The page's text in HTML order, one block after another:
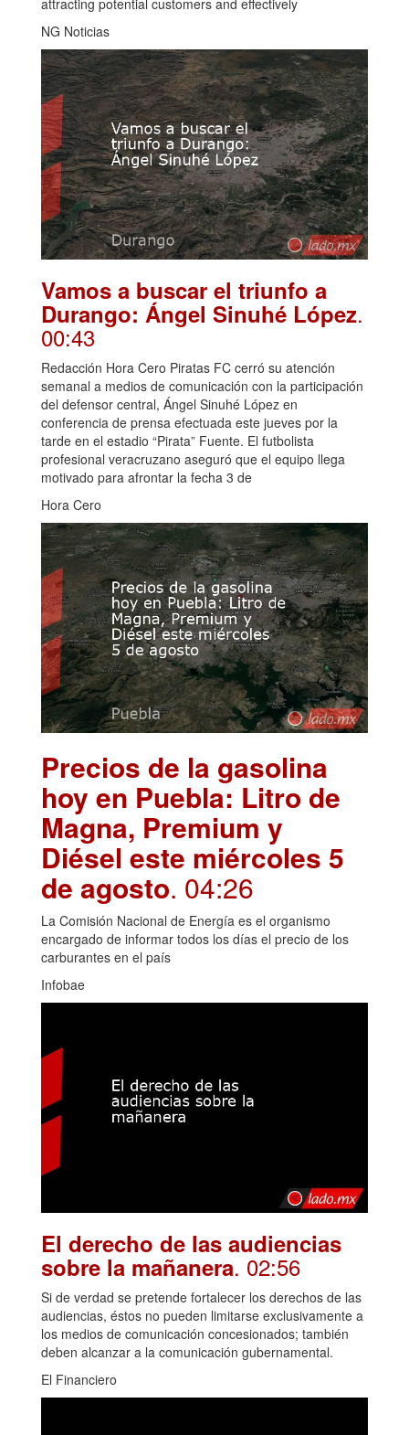
NG Noticias
Vamos a buscar el triunfo a
Durango: Ángel Sinuhé López.
00:43
Redacción Hora Cero Piratas FC cerró su atención
semanal a medios de comunicación con la participación
del defensor central, Ángel Sinuhé López en
conferencia de prensa efectuada este jueves por la
tarde en el estadio “Pirata” Fuente. El futbolista
profesional veracruzano aseguró que el equipo llega
motivado para afrontar la fecha 3 de
Hora Cero
Precios de la gasolina
hoy en Puebla: Litro de
Magna, Premium y
Diésel este miércoles 5
de agosto. 04:26
La Comisión Nacional de Energía es el organismo
encargado de informar todos los días el precio de los
carburantes en el país
Infobae
El derecho de las audiencias
sobre la mañanera. 02:56
Si de verdad se pretende fortalecer los derechos de las
audiencias, éstos no pueden limitarse exclusivamente a
los medios de comunicación concesionados; también
deben alcanzar a la comunicación gubernamental.
El Financiero